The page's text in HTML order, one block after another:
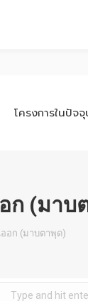
โครงการในปัจ
ก (มาบ
อก (มาบตาพุด)
Search: